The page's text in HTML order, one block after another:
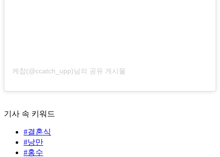
케찹(@ccatch_upp)님의 공유 게시물
기사 속 키워드
#결혼식
#낭만
#홍수